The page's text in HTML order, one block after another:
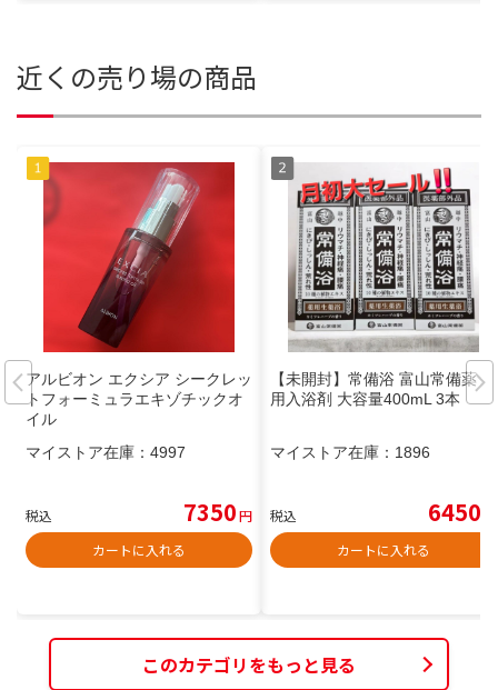
近くの売り場の商品
アルビオン エクシア シークレッ
トフォーミュラエキゾチックオ
イル
マイストア在庫： 4997
税込 7350円
カートに入れる
【未開封】常備浴 富山常備薬 薬
用入浴剤 大容量400mL 3本
マイストア在庫： 1896
税込 6450
カートに入れる
このカテゴリをもっと見る